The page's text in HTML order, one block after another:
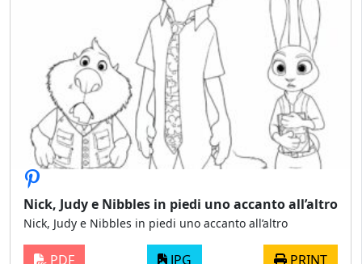
Nick, Judy e Nibbles in piedi uno accanto all’altro
Nick, Judy e Nibbles in piedi uno accanto all’altro
PDF JPG PRINT